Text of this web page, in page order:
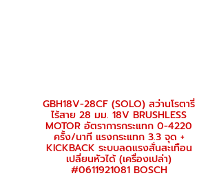
GBH18V-28CF (SOLO) สว่านโรตารี่
ไร้สาย 28 มม. 18V BRUSHLESS
MOTOR อัตราการกระแทก 0-4220
ครั้ง/นาที แรงกระแทก 3.3 จุด +
KICKBACK ระบบลดแรงสั่นสะเทือน
เปลี่ยนหัวได้ (เครื่องเปล่า)
#0611921081 BOSCH